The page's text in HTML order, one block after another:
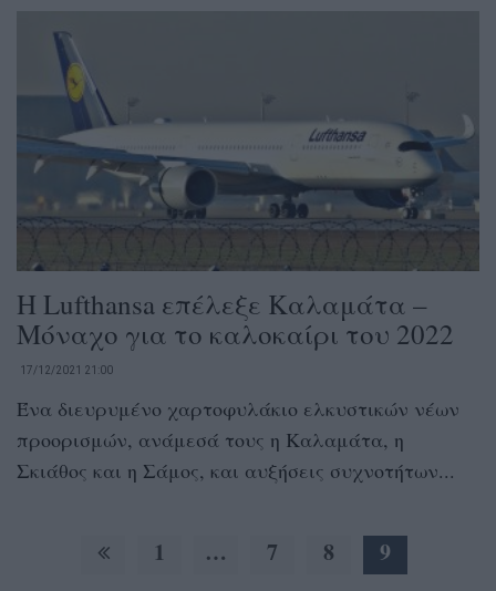
Η Lufthansa επέλεξε Καλαμάτα –
Μόναχο για το καλοκαίρι του 2022
17/12/2021 21:00
Ένα διευρυμένο χαρτοφυλάκιο ελκυστικών νέων
προορισμών, ανάμεσά τους η Καλαμάτα, η
Σκιάθος και η Σάμος, και αυξήσεις συχνοτήτων...
1 … 7 8 9